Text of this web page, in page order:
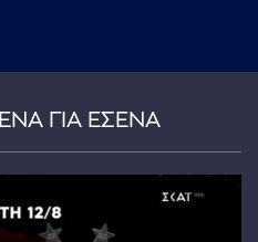
ΓΙΑ ΕΣΕΝΑ